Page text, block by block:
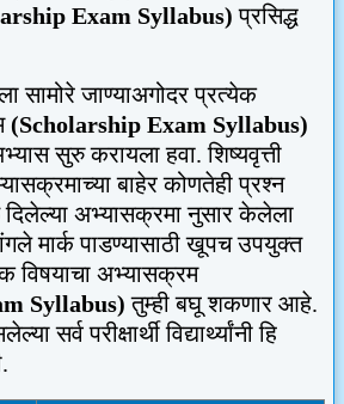
Exam Syllabus) प्रसिद्ध
सामोरे जाण्याअगोदर प्रत्येक
(Scholarship Exam Syllabus)
सुरु करायला हवा. शिष्यवृत्ती
बाहेर कोणतेही प्रश्न
दिलेल्या अभ्यासक्रमा नुसार केलेला
मार्क पाडण्यासाठी खूपच उपयुक्त
विषयाचा अभ्यासक्रम
Syllabus) तुम्ही बघू शकणार आहे.
सर्व परीक्षार्थी विद्यार्थ्यांनी हि